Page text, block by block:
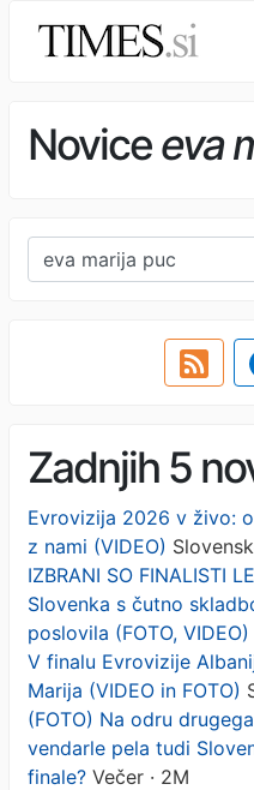
Noviceeva
Zadnjih 5
Evrovizija 2026 v živo:
z nami (VIDEO)
IZBRANI SO FINALISTI
Slovenka s čutno
poslovila (FOTO, VIDEO)
V finalu Evrovizije
Marija (VIDEO in FOTO)
(FOTO) Na odru
vendarle pela tudi
finale? Večer · 2M